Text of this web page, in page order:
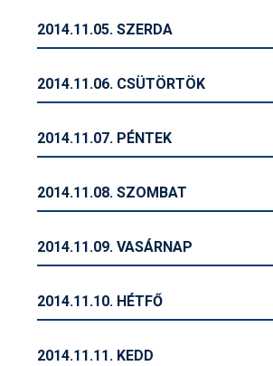
2014.11.05. SZERDA
2014.11.06. CSÜTÖRTÖK
2014.11.07. PÉNTEK
2014.11.08. SZOMBAT
2014.11.09. VASÁRNAP
2014.11.10. HÉTFŐ
2014.11.11. KEDD